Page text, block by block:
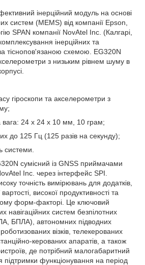
інерційний модуль на основі
систем (MEMS) від компанії Epson,
SPAN компанії NovAtel Inc. (Калгарі,
інерційних та
тіснопов'язаною схемою. EG320N
з низьким рівнем шуму в
гіроскопи та акселерометри з
вага: 24 х 24 х 10 мм, 10 грам;
до 125 Гц (125 разів на секунду);
системи.
сумісний із GNSS приймачами
Inc. через інтерфейс SPI.
точність вимірювань для додатків,
високої продуктивності та
форм-факторі. Це ключовий
навігаційних систем безпілотних
БПЛА), автономних підводних
візків, телекерованих
керованих апаратів, а також
де потрібний малогабаритний
підтримки функціонування на період